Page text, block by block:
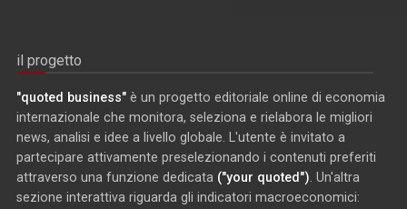
il progetto
"quoted business" è un progetto editoriale online di economia
internazionale che monitora, seleziona e rielabora le migliori
news, analisi e idee a livello globale. L'utente è invitato a
partecipare attivamente preselezionando i contenuti preferiti
attraverso una funzione dedicata ("your quoted") . Un'altra
sezione interattiva riguarda gli indicatori macroeconomici: